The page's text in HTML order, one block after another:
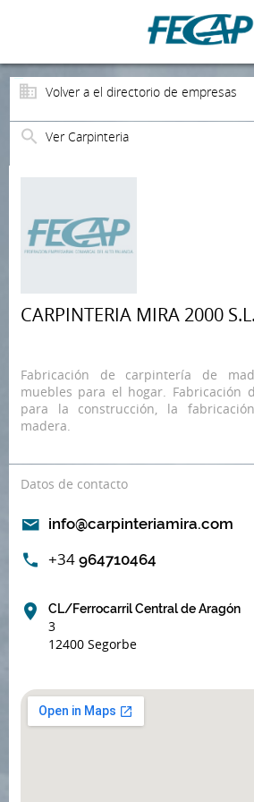
Volver a el directorio de empresas
Ver Carpinteria
CARPINTERIA MIRA 2000 S.L.
Fabricación de carpintería de
muebles para el hogar. Fabricación
para la construcción, la
madera.
Datos de contacto
info@carpinteriamira.com
+34 964710464
CL/Ferrocarril Central de Aragón
3
12400 Segorbe